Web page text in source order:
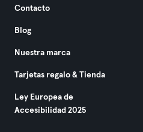
Contacto
Blog
Nuestra marca
Tarjetas regalo & Tienda
Ley Europea de
Accesibilidad 2025